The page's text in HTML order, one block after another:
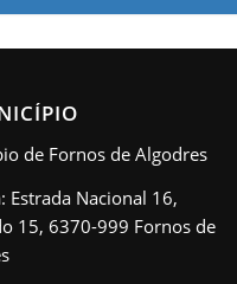
de Fornos de Algodres
Estrada Nacional 16,
15, 6370-999 Fornos de